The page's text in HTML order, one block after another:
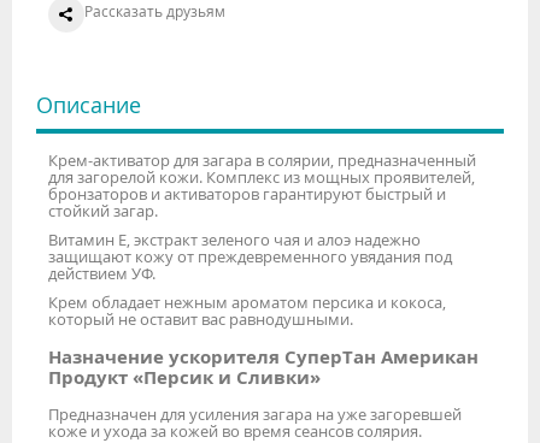
Рассказать друзьям
Описание
Крем-активатор для загара в солярии, предназначенный
для загорелой кожи. Комплекс из мощных проявителей,
бронзаторов и активаторов гарантируют быстрый и
стойкий загар.
Витамин Е, экстракт зеленого чая и алоэ надежно
защищают кожу от преждевременного увядания под
действием УФ.
Крем обладает нежным ароматом персика и кокоса,
который не оставит вас равнодушными.
Назначение ускорителя СуперТан Американ
Продукт «Персик и Сливки»
Предназначен для усиления загара на уже загоревшей
коже и ухода за кожей во время сеансов солярия.